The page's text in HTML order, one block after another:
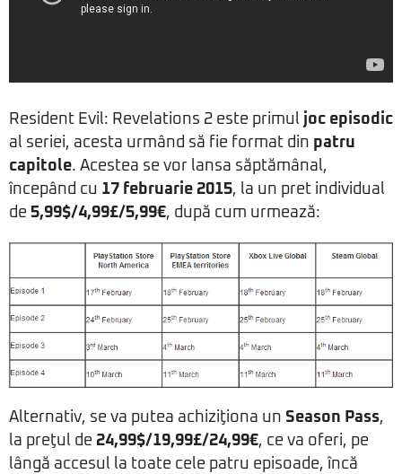
Resident Evil: Revelations 2 este primul joc episodic
al seriei, acesta urmând să fie format din patru
capitole. Acestea se vor lansa săptămânal,
începând cu 17 februarie 2015, la un pret individual
de 5,99$/4,99£/5,99€, după cum urmează:
Alternativ, se va putea achiziţiona un Season Pass,
la preţul de 24,99$/19,99£/24,99€, ce va oferi, pe
lângă accesul la toate cele patru episoade, încă